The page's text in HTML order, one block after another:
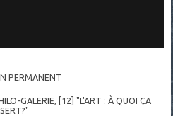
PERMANENT
GALERIE
[12] "L'ART : À QUOI ÇA
SERT?"